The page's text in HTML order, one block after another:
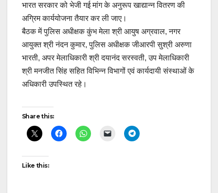
भारत सरकार को भेजी गई मांग के अनुरूप खाद्यान्न वितरण की
अग्रिम कार्ययोजना तैयार कर ली जाए।
बैठक में पुलिस अधीक्षक कुंभ मेला श्री आयुष अग्रवाल, नगर
आयुक्त श्री नंदन कुमार, पुलिस अधीक्षक जीआरपी सुश्री अरुणा
भारती, अपर मेलाधिकारी श्री दयानंद सरस्वती, उप मेलाधिकारी
श्री मनजीत सिंह सहित विभिन्न विभागों एवं कार्यदायी संस्थाओं के
अधिकारी उपस्थित रहे।
Post
navigation
Share this:
Like this: